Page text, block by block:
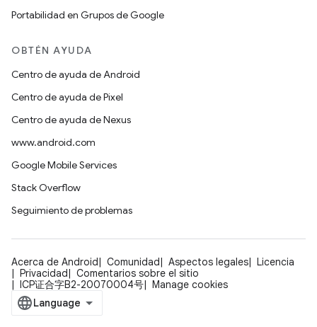
Portabilidad en Grupos de Google
OBTÉN AYUDA
Centro de ayuda de Android
Centro de ayuda de Pixel
Centro de ayuda de Nexus
www.android.com
Google Mobile Services
Stack Overflow
Seguimiento de problemas
Acerca de Android Comunidad Aspectos legales
Licencia
Privacidad
Comentarios sobre el sitio
ICP证合字B2-20070004号
Manage cookies